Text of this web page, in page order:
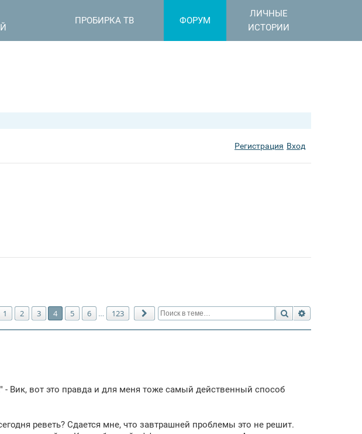
ПРОБИРКА ТВ ФОРУМ
ЛИЧНЫЕ
ИСТОРИИ
Регистрация Вход
Поиск
из 123
Пред.
1 2 3 4 5 6 … 123 След.
- Вик, вот это правда и для меня тоже самый действенный способ
реветь? Сдается мне, что завтрашней проблемы это не решит.